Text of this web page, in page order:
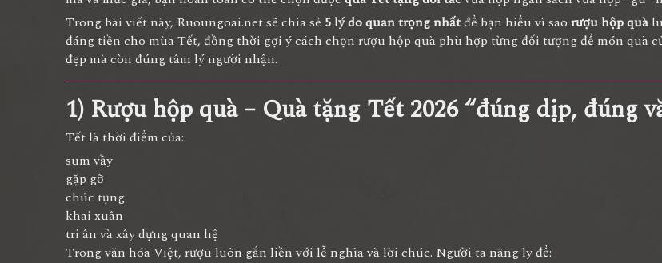
Trong bài viết này, Ruoungoai.net sẽ chia sẻ 5 lý do quan trọng nhấtđể bạn hiểu vì sao rượu hộp quà
đáng tiền cho mùa Tết, đồng thời gợi ý cách chọn rượu hộp quà phù hợp từng đối tượng để món quà
đẹp mà còn đúng tâm lý người nhận.
1) Rượu hộp quà – Quà tặng Tết 2026 “đúng dịp, đúng
Tết là thời điểm của:
sum vầy
gặp gỡ
chúc tụng
khai xuân
tri ân và xây dựng quan hệ
Trong văn hóa Việt, rượu luôn gắn liền với lễ nghĩa và lời chúc. Người ta nâng ly để: